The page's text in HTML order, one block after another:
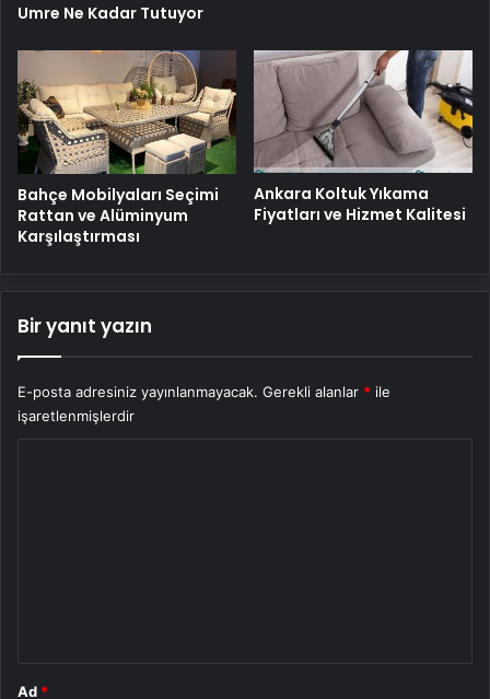
Umre Ne Kadar Tutuyor
Bahçe Mobilyaları Seçimi
Rattan ve Alüminyum
Karşılaştırması
Ankara Koltuk Yıkama
Fiyatları ve Hizmet Kalitesi
Bir yanıt yazın
E-posta adresiniz yayınlanmayacak. Gerekli alanlar * ile
işaretlenmişlerdir
Ad *